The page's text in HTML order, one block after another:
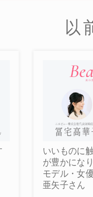
以
いいものに
が豊かになり
モデル・女
亜矢子さん